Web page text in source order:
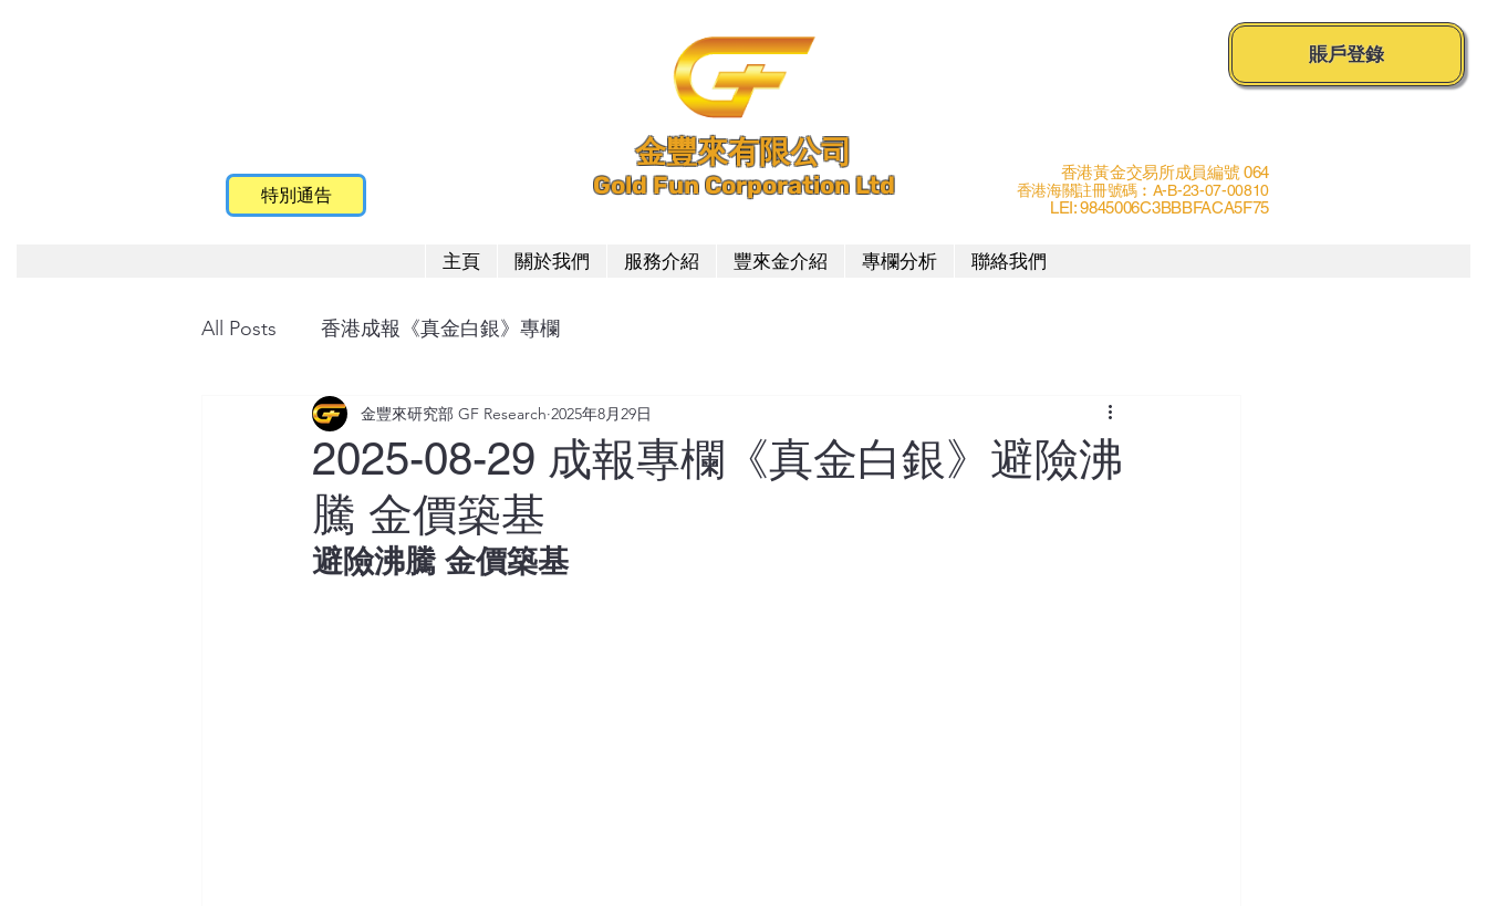
賬戶登錄
特別通告
金豐來有限公司
Gold Fun Corporation Ltd 香港黃金交易所成員編號 064
香港海關註冊號碼︰A-B-23-07-00810
LEI: 9845006C3BBBFACA5F75
主頁 關於我們 服務介紹 豐來金介紹 專欄分析 聯絡我們
All Posts 香港成報《真金白銀》專欄
2025-08-29 成報專欄《真金白銀》避險沸
騰 金價築基
金豐來研究部 GF Research 2025年8月29日
避險沸騰 金價築基